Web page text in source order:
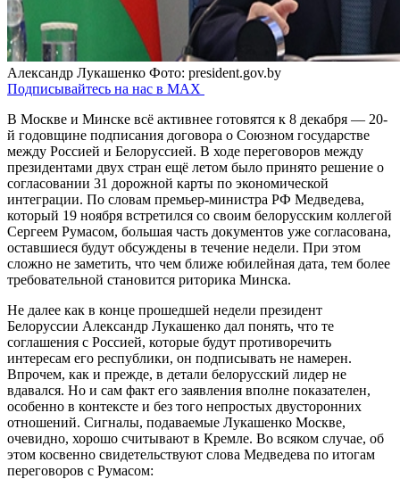
Александр Лукашенко Фото: president.gov.by
Подписывайтесь на нас в MAX
В Москве и Минске всё активнее готовятся к 8 декабря — 20-
й годовщине подписания договора о Союзном государстве
между Россией и Белоруссией. В ходе переговоров между
президентами двух стран ещё летом было принято решение о
согласовании 31 дорожной карты по экономической
интеграции. По словам премьер-министра РФ Медведева,
который 19 ноября встретился со своим белорусским коллегой
Сергеем Румасом, большая часть документов уже согласована,
оставшиеся будут обсуждены в течение недели. При этом
сложно не заметить, что чем ближе юбилейная дата, тем более
требовательной становится риторика Минска.
Не далее как в конце прошедшей недели президент
Белоруссии Александр Лукашенко дал понять, что те
соглашения с Россией, которые будут противоречить
интересам его республики, он подписывать не намерен.
Впрочем, как и прежде, в детали белорусский лидер не
вдавался. Но и сам факт его заявления вполне показателен,
особенно в контексте и без того непростых двусторонних
отношений. Сигналы, подаваемые Лукашенко Москве,
очевидно, хорошо считывают в Кремле. Во всяком случае, об
этом косвенно свидетельствуют слова Медведева по итогам
переговоров с Румасом: